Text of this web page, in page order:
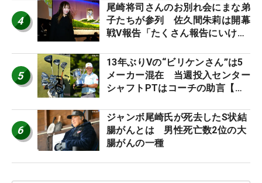
4
尾崎将司さんのお別れ会にまな弟
子たちが参列 佐久間朱莉は開幕
戦V報告「たくさん報告にいける
5
13年ぶりVの“ビリケンさん”は5
メーカー混在 当週投入センター
シャフトPTはコーチの助言【勝
6
ジャンボ尾崎氏が死去したS状結
腸がんとは 男性死亡数2位の大
腸がんの一種